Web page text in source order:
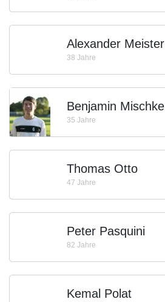
Alexander Meister
38 Jahre
Benjamin Mischke
35 Jahre
Thomas Otto
47 Jahre
Peter Pasquini
82 Jahre
Kemal Polat